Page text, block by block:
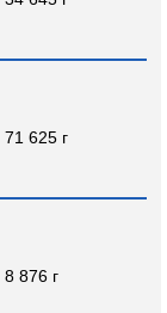
71 625 г
8 876 г